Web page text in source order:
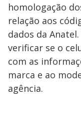
homologação
relação aos
dados da
verificar se o
com as
marca e ao
agência.